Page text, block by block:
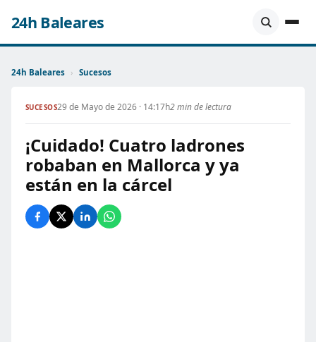
24h Baleares
24h Baleares › Sucesos
SUCESOS29 de Mayo de 2026 · 14:17h2 min de lectura
¡Cuidado! Cuatro ladrones
robaban en Mallorca y ya
están en la cárcel